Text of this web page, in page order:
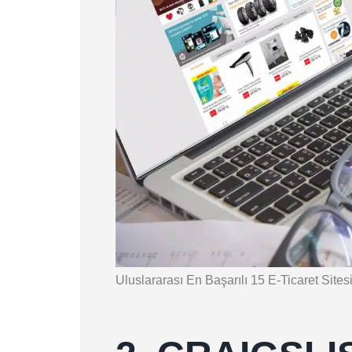
Uluslararası En Başarılı 15 E-Ticaret